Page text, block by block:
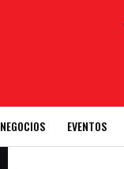
NEGOCIOS EVENTOS